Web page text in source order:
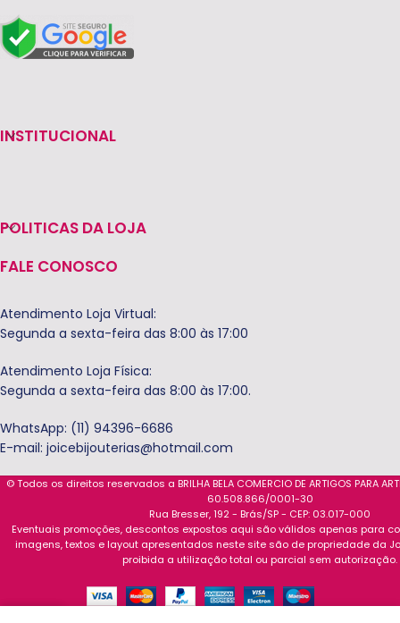
INSTITUCIONAL
POLITICAS DA LOJA
FALE CONOSCO
Atendimento Loja Virtual:
Segunda a sexta-feira das 8:00 às 17:00
Atendimento Loja Física:
Segunda a sexta-feira das 8:00 às 17:00.
WhatsApp: (11) 94396-6686
E-mail: joicebijouterias@hotmail.com
© Todos os direitos reservados a BRILHA BELA COMERCIO DE ARTIGOS PARA
60.508.866/0001-30
Rua Bresser, 192 - Brás/SP - CEP: 03.017-000
Eventuais promoções, descontos expostos aqui são válidos apenas para
imagens, textos e layout apresentados neste site são de propriedade da
proibida a utilização total ou parcial sem autorização.